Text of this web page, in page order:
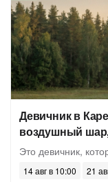
Девичник в
воздушный
Это девичник,
14 авг в 10:00
21